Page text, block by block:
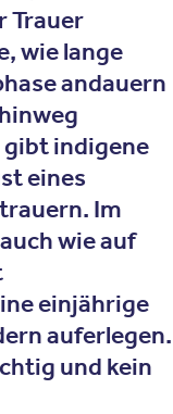
Trauer
wie lange
andauern
indigene
eines
Im
wie auf
einjährige
auferlegen.
und kein